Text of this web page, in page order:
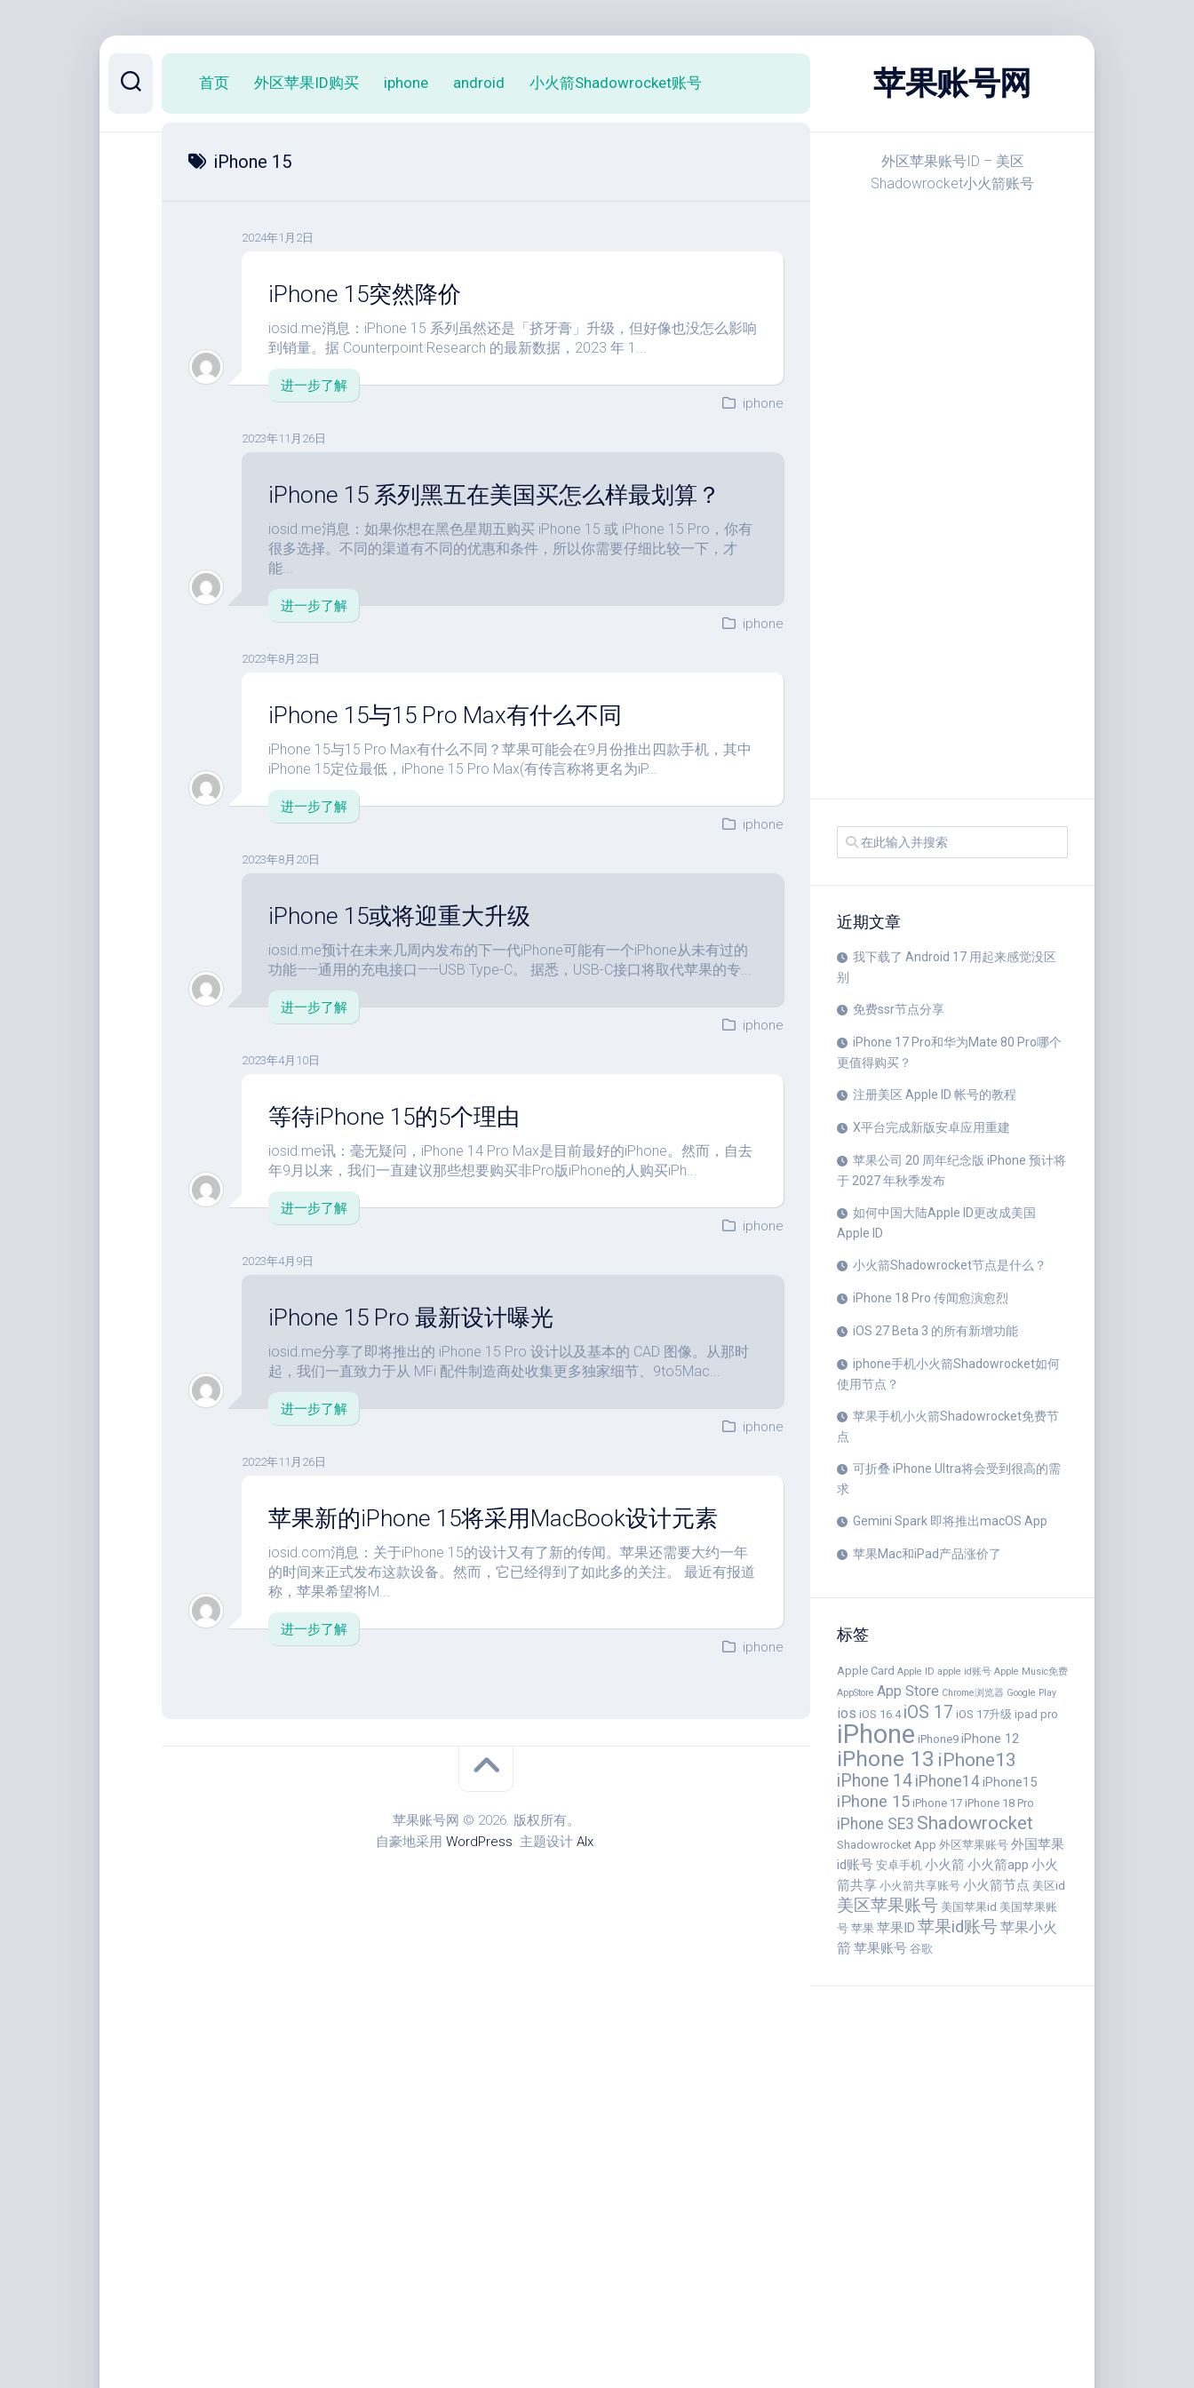
苹果账号网
外区苹果账号ID – 美区
Shadowrocket小火箭账号
近期文章
我下载了 Android 17 用起来感觉没区
别
免费ssr节点分享
iPhone 17 Pro和华为Mate 80 Pro哪个
更值得购买？
注册美区 Apple ID 帐号的教程
X平台完成新版安卓应用重建
苹果公司 20 周年纪念版 iPhone 预计将
于 2027 年秋季发布
如何中国大陆Apple ID更改成美国
Apple ID
小火箭Shadowrocket节点是什么？
iPhone 18 Pro 传闻愈演愈烈
iOS 27 Beta 3 的所有新增功能
iphone手机小火箭Shadowrocket如何
使用节点？
苹果手机小火箭Shadowrocket免费节
点
可折叠 iPhone Ultra将会受到很高的需
求
Gemini Spark 即将推出macOS App
苹果Mac和iPad产品涨价了
标签
Apple Card Apple ID apple id账号 Apple Music免费
AppStore App Store Chrome浏览器 Google Play
ios iOS 16.4 iOS 17 iOS 17升级 ipad pro
iPhone iPhone9 iPhone 12
iPhone 13 iPhone13
iPhone 14 iPhone14iPhone15
iPhone 15 iPhone 17 iPhone 18 Pro
iPhone SE3 Shadowrocket
Shadowrocket App 外区苹果账号 外国苹果
id账号 安卓手机 小火箭 小火箭app 小火
箭共享 小火箭共享账号 小火箭节点 美区id
美区苹果账号 美国苹果id 美国苹果账
号 苹果 苹果ID 苹果id账号苹果小火
箭苹果账号 谷歌
首页 外区苹果ID购买 iphone android 小火箭Shadowrocket账号
iPhone 15
2024年1月2日
iPhone 15突然降价
iosid.me消息：iPhone 15 系列虽然还是「挤牙膏」升级，但好像也没怎么影响
到销量。据 Counterpoint Research 的最新数据，2023 年 1...
进一步了解
iphone
2023年11月26日
iPhone 15 系列黑五在美国买怎么样最划算？
iosid.me消息：如果你想在黑色星期五购买 iPhone 15 或 iPhone 15 Pro，你有
很多选择。不同的渠道有不同的优惠和条件，所以你需要仔细比较一下，才
能...
进一步了解
iphone
2023年8月23日
iPhone 15与15 Pro Max有什么不同
iPhone 15与15 Pro Max有什么不同？苹果可能会在9月份推出四款手机，其中
iPhone 15定位最低，iPhone 15 Pro Max(有传言称将更名为iP...
进一步了解
iphone
2023年8月20日
iPhone 15或将迎重大升级
iosid.me预计在未来几周内发布的下一代iPhone可能有一个iPhone从未有过的
功能——通用的充电接口——USB Type-C。 据悉，USB-C接口将取代苹果的专...
进一步了解
iphone
2023年4月10日
等待iPhone 15的5个理由
iosid.me讯：毫无疑问，iPhone 14 Pro Max是目前最好的iPhone。然而，自去
年9月以来，我们一直建议那些想要购买非Pro版iPhone的人购买iPh...
进一步了解
iphone
2023年4月9日
iPhone 15 Pro 最新设计曝光
iosid.me分享了即将推出的 iPhone 15 Pro 设计以及基本的 CAD 图像。从那时
起，我们一直致力于从 MFi 配件制造商处收集更多独家细节、9to5Mac...
进一步了解
iphone
2022年11月26日
苹果新的iPhone 15将采用MacBook设计元素
iosid.com消息：关于iPhone 15的设计又有了新的传闻。苹果还需要大约一年
的时间来正式发布这款设备。然而，它已经得到了如此多的关注。 最近有报道
称，苹果希望将M...
进一步了解
iphone
苹果账号网 © 2026. 版权所有。
自豪地采用 WordPress. 主题设计 Alx.